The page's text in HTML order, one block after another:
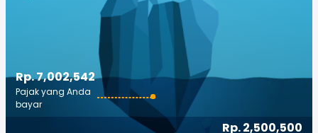
Rp. 2,500,500
Rp. 7,002,542
Pajak yang Anda
bayar